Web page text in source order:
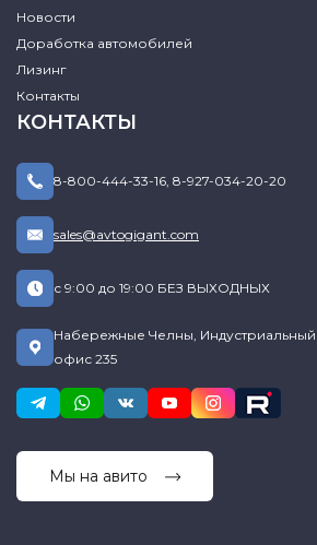
Новости
Доработка автомобилей
Лизинг
Контакты
КОНТАКТЫ
8-800-444-33-16, 8-927-034-20-20
sales@avtogigant.com
с 9:00 до 19:00 БЕЗ ВЫХОДНЫХ
Набережные Челны, Индустриальный
офис 235
Мы на авито